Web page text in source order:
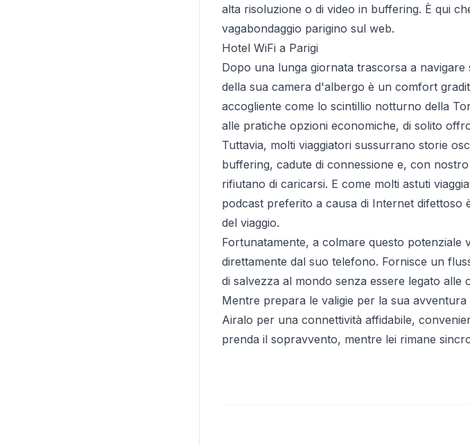
alta risoluzione o di video in buffering. È qui
vagabondaggio parigino sul web.
Hotel WiFi a Parigi
Dopo una lunga giornata trascorsa a
della sua camera d'albergo è un comfort
accogliente come lo scintillio notturno della
alle pratiche opzioni economiche, di solito
Tuttavia, molti viaggiatori sussurrano storie
buffering, cadute di connessione e, con
rifiutano di caricarsi. E come molti astuti
podcast preferito a causa di Internet difettoso
del viaggio.
Fortunatamente, a colmare questo
direttamente dal suo telefono. Fornisce un
di salvezza al mondo senza essere legato alle
Mentre prepara le valigie per la sua
Airalo per una connettività affidabile,
prenda il sopravvento, mentre lei rimane